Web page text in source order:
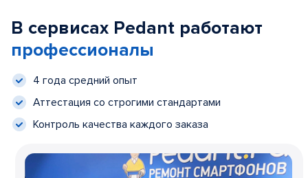
В сервисах Pedant работают
профессионалы
4 года средний опыт
Аттестация со строгими стандартами
Контроль качества каждого заказа